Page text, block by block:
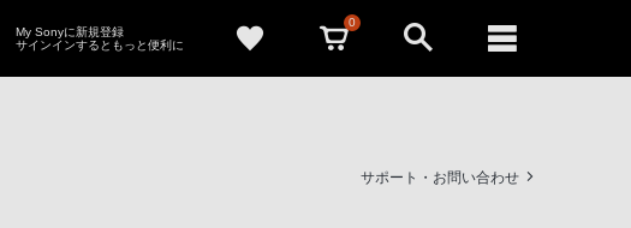
My Sonyに新規登録
サインインするともっと便利に
0
サポート・お問い合わせ